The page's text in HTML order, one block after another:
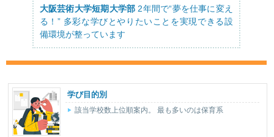
大阪芸術大学短期大学部 2年間で“夢を仕事に変え
る！” 多彩な学びとやりたいことを実現できる設
備環境が整っています
学び目的別
該当学校数上位順案内。 最も多いのは保育系